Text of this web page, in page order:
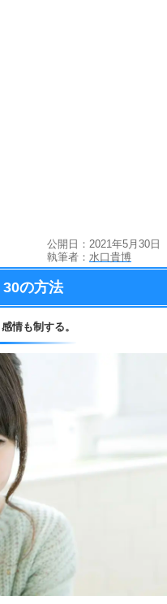
公開日：2021年5月30日
執筆者： 水口貴博
30の方法
感情も制する。